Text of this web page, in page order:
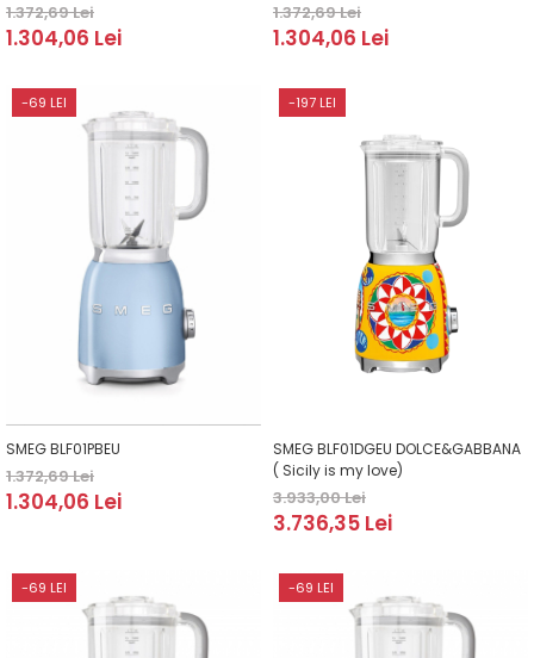
1.372,69 Lei
1.304,06 Lei
1.372,69 Lei
1.304,06 Lei
-69 LEI
SMEG BLF01PBEU
1.372,69 Lei
1.304,06 Lei
-197 LEI
SMEG BLF01DGEU DOLCE&GABBANA
( Sicily is my love)
3.933,00 Lei
3.736,35 Lei
-69 LEI -69 LEI